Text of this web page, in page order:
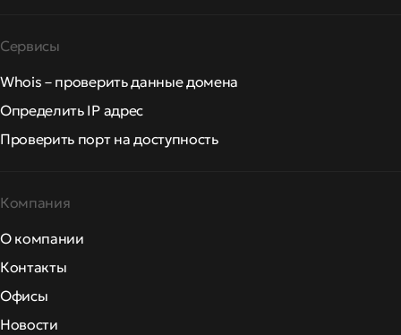
Сервисы
Whois – проверить данные домена
Определить IP адрес
Проверить порт на доступность
Компания
О компании
Контакты
Офисы
Новости